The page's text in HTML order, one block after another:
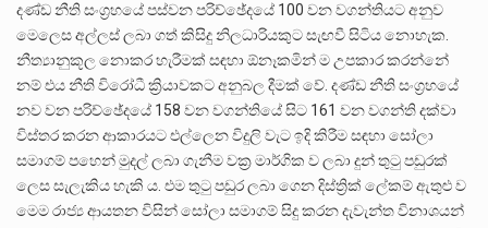
දණ්ඩ නීති සංග්‍රහයේ පස්වන පරිච්ඡේදයේ 100 වන වගන්තියට අනුව
මෙලෙස අල්ලස් ලබා ගත් කිසිදු නිලධාරියකුට සැඟවී සිටිය නොහැක.
නීත්‍යානුකූල නොකර හැරීමක් සඳහා ඕනෑකමින් ම උපකාර කරන්නේ
නම් එය නීති විරෝධී ක්‍රියාවකට අනුබල දීමක් වේ. දණ්ඩ නීති සංග්‍රහයේ
නව වන පරිච්ඡේදයේ 158 වන වගන්තියේ සිට 161 වන වගන්ති දක්වා
විස්තර කරන ආකාරයට එල්ලෙන විදුලි වැට ඉදි කිරීම සඳහා සෝලා
සමාගම් පහෙන් මුදල් ලබා ගැනීම වක්‍ර මාර්ගික ව ලබා දුන් තුටු පඩුරක්
ලෙස සැලැකිය හැකි ය. එම තුටු පඩුර ලබා ගෙන දිස්ත්‍රික් ලේකම් ඇතුළු ව
මෙම රාජ්‍ය ආයතන විසින් සෝලා සමාගම් සිදු කරන දැවැන්ත විනාශයන්